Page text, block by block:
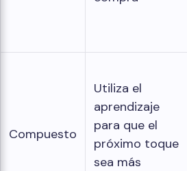
Compuesto
Utiliza el
aprendizaje
para que el
próximo toque
sea más